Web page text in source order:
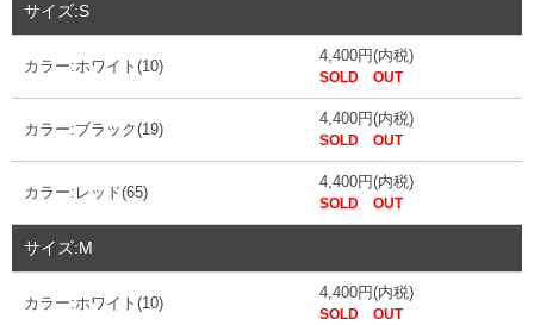
サイズ:S
カラー:ホワイト(10)
4,400円(内税)
SOLD OUT
カラー:ブラック(19)
4,400円(内税)
SOLD OUT
カラー:レッド(65)
4,400円(内税)
SOLD OUT
サイズ:M
カラー:ホワイト(10)
4,400円(内税)
SOLD OUT